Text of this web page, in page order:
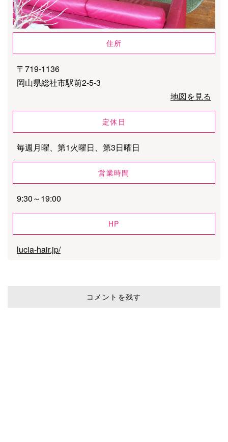
住所
〒719-1136
岡山県総社市駅前2-5-3
地図を見る
定休日
毎週月曜、第1火曜日、第3日曜日
営業時間
9:30～19:00
HP
lucia-hair.jp/
コメントを残す